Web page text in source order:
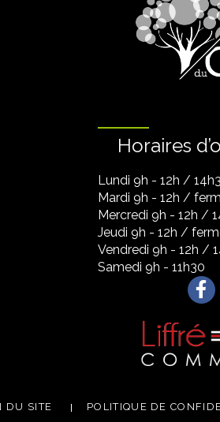
Horaires
Lundi 9h - 12h /
Mardi 9h - 12h /
Mercredi 9h - 12h /
Jeudi 9h - 12h /
Vendredi 9h - 12h /
Samedi 9h - 11h30
DU SITE POLITIQUE DE